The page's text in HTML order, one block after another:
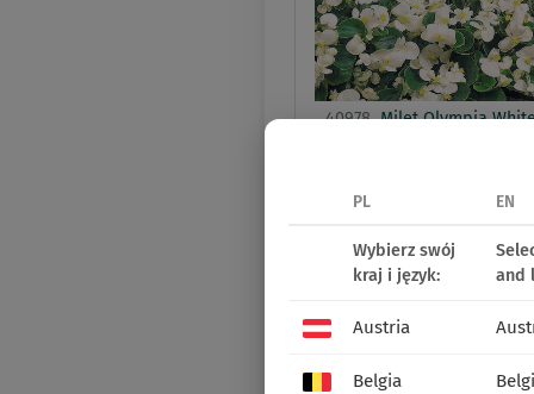
40978 Milet Olympia
BEGONIA
PL EN
Wybierz swój
kraj i język:
and
Austria
Belgia